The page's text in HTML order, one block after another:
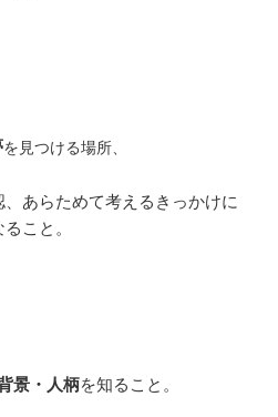
を見つける場所、
あらためて考えるきっかけに
ること。
景・人柄を知ること。